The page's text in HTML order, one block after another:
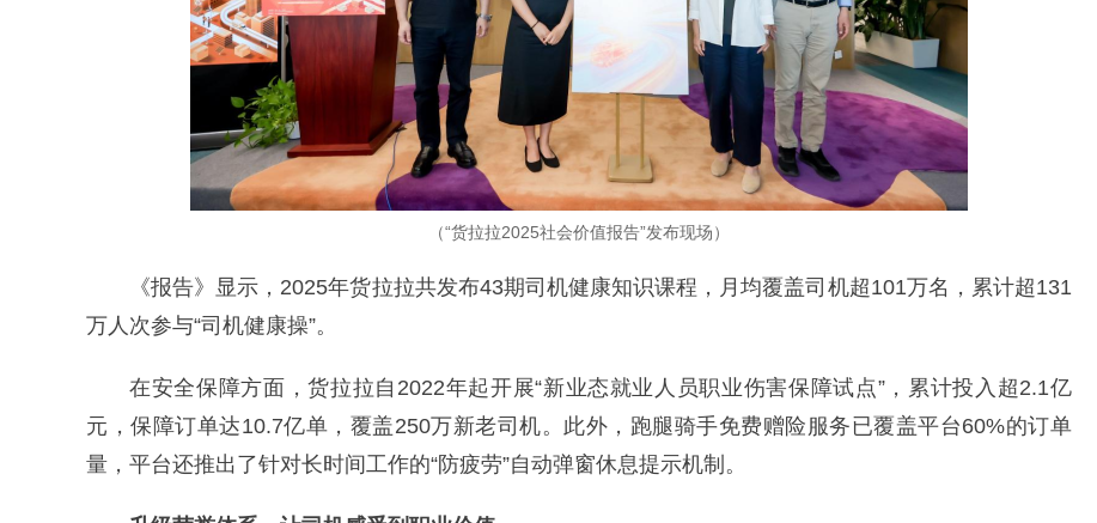
（“货拉拉2025社会价值报告”发布现场）
《报告》显示，2025年货拉拉共发布43期司机健康知识课程，月均覆盖司机超101万名，累计超131
万人次参与“司机健康操”。
在安全保障方面，货拉拉自2022年起开展“新业态就业人员职业伤害保障试点”，累计投入超2.1亿
元，保障订单达10.7亿单，覆盖250万新老司机。此外，跑腿骑手免费赠险服务已覆盖平台60%的订单
量，平台还推出了针对长时间工作的“防疲劳”自动弹窗休息提示机制。